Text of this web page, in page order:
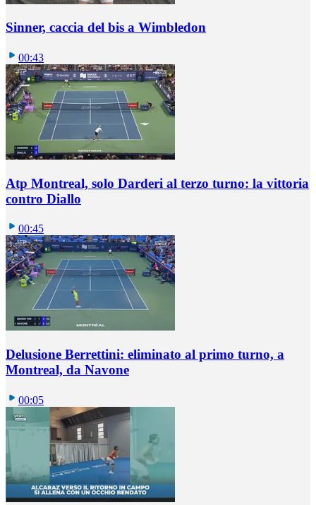
Sinner, caccia del bis a Wimbledon
00:43
Atp Montreal, solo Darderi al terzo turno: la vittoria
contro Diallo
00:45
Delusione Berrettini: eliminato al primo turno, a
Montreal, da Navone
00:05